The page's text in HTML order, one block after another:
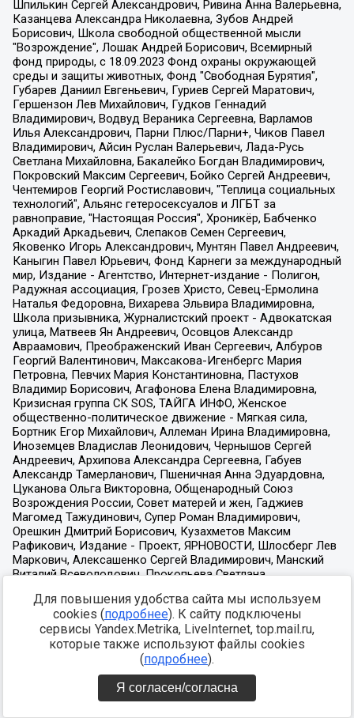
Для повышения удобства сайта мы используем
cookies (подробнее). К сайту подключены
сервисы Yandex.Metrika, LiveInternet, top.mail.ru,
которые также используют файлы cookies
(подробнее).
Я согласен/согласна